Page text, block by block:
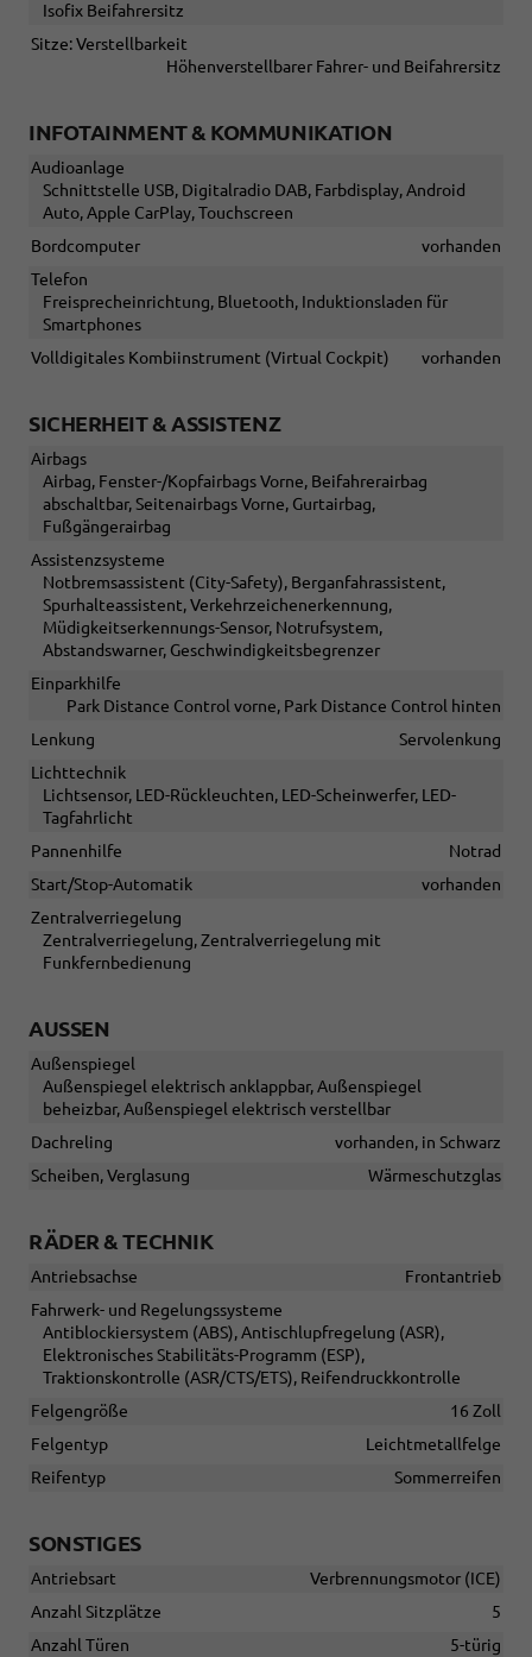
Isofix Beifahrersitz
Sitze: Verstellbarkeit
Höhenverstellbarer Fahrer- und Beifahrersitz
INFOTAINMENT & KOMMUNIKATION
Audioanlage
Schnittstelle USB, Digitalradio DAB, Farbdisplay, Android
Auto, Apple CarPlay, Touchscreen
Bordcomputer
vorhanden
Telefon
Freisprecheinrichtung, Bluetooth, Induktionsladen für
Smartphones
Volldigitales Kombiinstrument (Virtual Cockpit)
vorhanden
SICHERHEIT & ASSISTENZ
Airbags
Airbag, Fenster-/Kopfairbags Vorne, Beifahrerairbag
abschaltbar, Seitenairbags Vorne, Gurtairbag,
Fußgängerairbag
Assistenzsysteme
Notbremsassistent (City-Safety), Berganfahrassistent,
Spurhalteassistent, Verkehrzeichenerkennung,
Müdigkeitserkennungs-Sensor, Notrufsystem,
Abstandswarner, Geschwindigkeitsbegrenzer
Einparkhilfe
Park Distance Control vorne, Park Distance Control hinten
Lenkung
Servolenkung
Lichttechnik
Lichtsensor, LED-Rückleuchten, LED-Scheinwerfer, LED-
Tagfahrlicht
Pannenhilfe
Notrad
Start/Stop-Automatik
vorhanden
Zentralverriegelung
Zentralverriegelung, Zentralverriegelung mit
Funkfernbedienung
AUSSEN
Außenspiegel
Außenspiegel elektrisch anklappbar, Außenspiegel
beheizbar, Außenspiegel elektrisch verstellbar
Dachreling
vorhanden, in Schwarz
Scheiben, Verglasung
Wärmeschutzglas
RÄDER & TECHNIK
Antriebsachse
Frontantrieb
Fahrwerk- und Regelungssysteme
Antiblockiersystem (ABS), Antischlupfregelung (ASR),
Elektronisches Stabilitäts-Programm (ESP),
Traktionskontrolle (ASR/CTS/ETS), Reifendruckkontrolle
Felgengröße
16 Zoll
Felgentyp
Leichtmetallfelge
Reifentyp
Sommerreifen
SONSTIGES
Antriebsart
Verbrennungsmotor (ICE)
Anzahl Sitzplätze
5
Anzahl Türen
5-türig